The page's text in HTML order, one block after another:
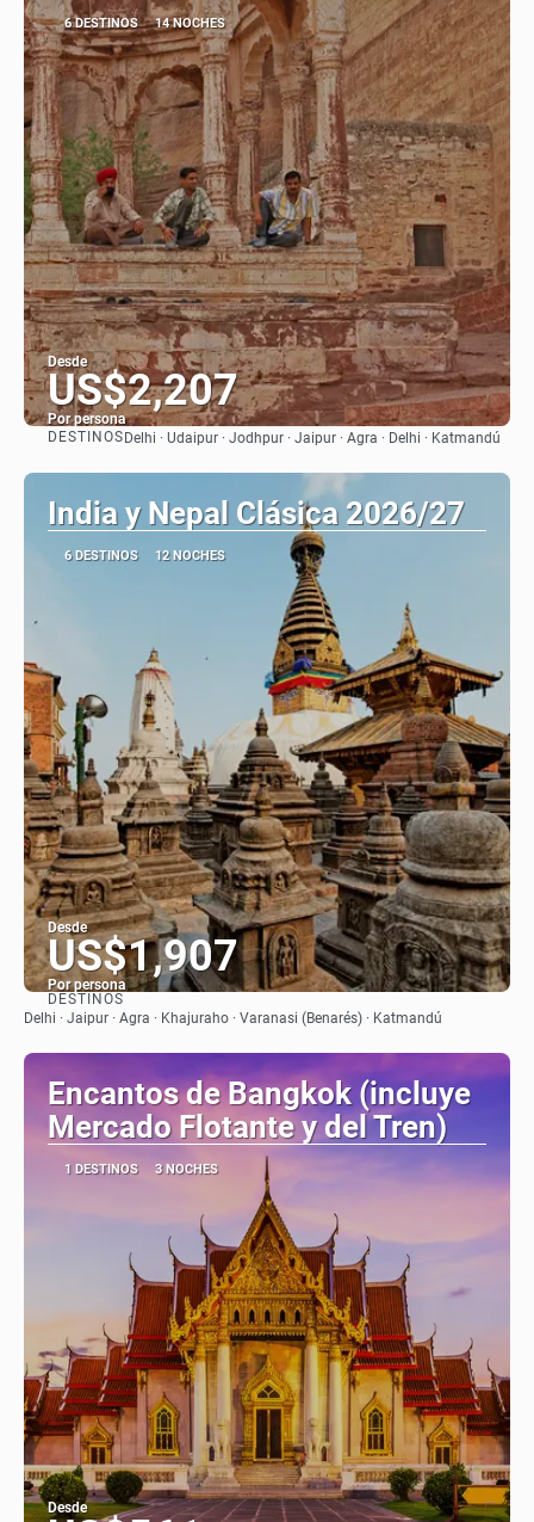
6 DESTINOS 14 NOCHES
Desde
US$2,207
Por persona
Ver
DESTINOSDelhi · Udaipur · Jodhpur · Jaipur · Agra · Delhi · Katmandú
India y Nepal Clásica 2026/27
6 DESTINOS 12 NOCHES
Desde
US$1,907
Por persona
Ver
DESTINOS
Delhi · Jaipur · Agra · Khajuraho · Varanasi (Benarés) · Katmandú
Encantos de Bangkok (incluye
Mercado Flotante y del Tren)
1 DESTINOS 3 NOCHES
Desde